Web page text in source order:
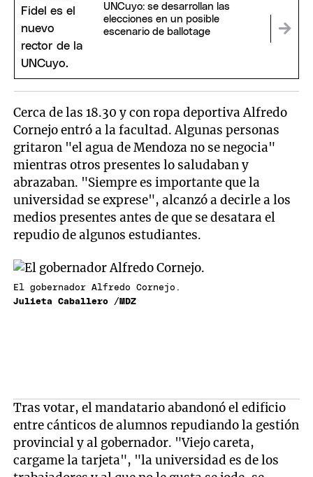
UNCuyo: se desarrollan las
elecciones en un posible
escenario de ballotage
Cerca de las 18.30 y con ropa deportiva Alfredo
Cornejo entró a la facultad. Algunas personas
gritaron "el agua de Mendoza no se negocia"
mientras otros presentes lo saludaban y
abrazaban. "Siempre es importante que la
universidad se exprese", alcanzó a decirle a los
medios presentes antes de que se desatara el
repudio de algunos estudiantes.
El gobernador Alfredo Cornejo.
Julieta Caballero /MDZ
Tras votar, el mandatario abandonó el edificio
entre cánticos de alumnos repudiando la gestión
provincial y al gobernador. "Viejo careta,
cargame la tarjeta", "la universidad es de los